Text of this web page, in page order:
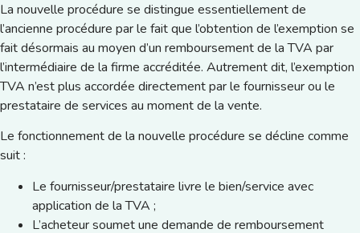
La nouvelle procédure se distingue essentiellement de
l’ancienne procédure par le fait que l’obtention de l’exemption se
fait désormais au moyen d’un remboursement de la TVA par
l’intermédiaire de la firme accréditée. Autrement dit, l’exemption
TVA n’est plus accordée directement par le fournisseur ou le
prestataire de services au moment de la vente.
Le fonctionnement de la nouvelle procédure se décline comme
suit :
Le fournisseur/prestataire livre le bien/service avec
application de la TVA ;
L’acheteur soumet une demande de remboursement